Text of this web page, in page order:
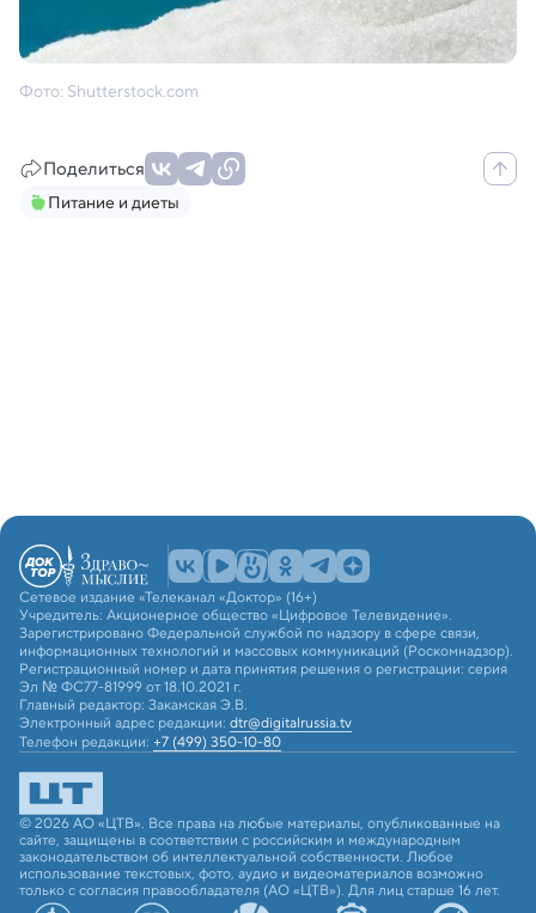
Фото: Shutterstock.com
Поделиться
Питание и диеты
Сетевое издание «Телеканал «Доктор» (16+)
Учредитель: Акционерное общество «Цифровое Телевидение».
Зарегистрировано Федеральной службой по надзору в сфере связи,
информационных технологий и массовых коммуникаций (Роскомнадзор).
Регистрационный номер и дата принятия решения о регистрации: серия
Эл № ФС77-81999 от 18.10.2021 г.
Главный редактор: Закамская Э.В.
Электронный адрес редакции: dtr@digitalrussia.tv
Телефон редакции: +7 (499) 350-10-80
© 2026 АО «ЦТВ». Все права на любые материалы, опубликованные на
сайте, защищены в соответствии с российским и международным
законодательством об интеллектуальной собственности. Любое
использование текстовых, фото, аудио и видеоматериалов возможно
только с согласия правообладателя (АО «ЦТВ»). Для лиц старше 16 лет.